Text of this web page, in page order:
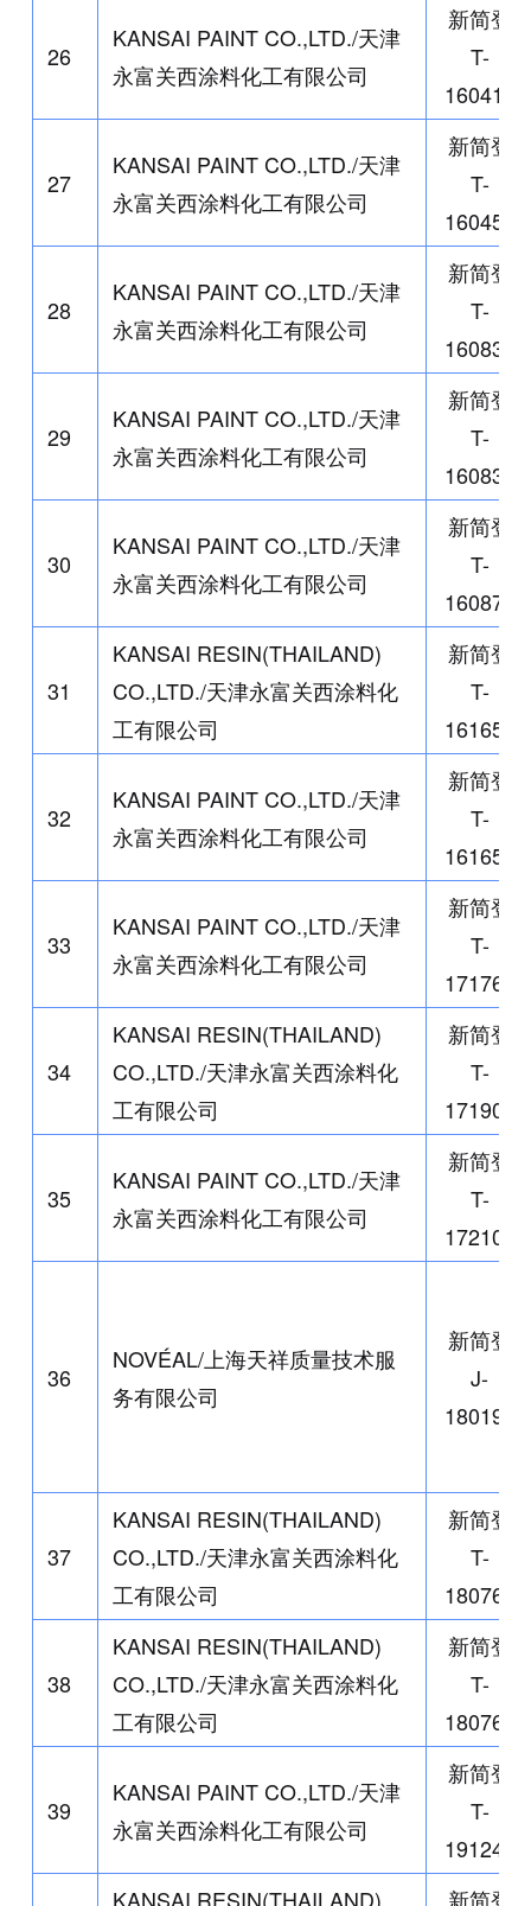
26
KANSAI PAINT CO.,LTD./天津
永富关西涂料化工有限公司
新简登
T-
160413
27
KANSAI PAINT CO.,LTD./天津
永富关西涂料化工有限公司
新简登
T-
160450
28
KANSAI PAINT CO.,LTD./天津
永富关西涂料化工有限公司
新简登
T-
160836
29
KANSAI PAINT CO.,LTD./天津
永富关西涂料化工有限公司
新简登
T-
160838
30
KANSAI PAINT CO.,LTD./天津
永富关西涂料化工有限公司
新简登
T-
160874
31
KANSAI RESIN(THAILAND)
CO.,LTD./天津永富关西涂料化
工有限公司
新简登
T-
161655
32
KANSAI PAINT CO.,LTD./天津
永富关西涂料化工有限公司
新简登
T-
161658
33
KANSAI PAINT CO.,LTD./天津
永富关西涂料化工有限公司
新简登
T-
171763
34
KANSAI RESIN(THAILAND)
CO.,LTD./天津永富关西涂料化
工有限公司
新简登
T-
171902
35
KANSAI PAINT CO.,LTD./天津
永富关西涂料化工有限公司
新简登
T-
172109
36
NOVÉAL/上海天祥质量技术服
务有限公司
新简登
J-
180192
37
KANSAI RESIN(THAILAND)
CO.,LTD./天津永富关西涂料化
工有限公司
新简登
T-
180761
38
KANSAI RESIN(THAILAND)
CO.,LTD./天津永富关西涂料化
工有限公司
新简登
T-
180762
39
KANSAI PAINT CO.,LTD./天津
永富关西涂料化工有限公司
新简登
T-
191248
KANSAI RESIN(THAILAND)
新简登